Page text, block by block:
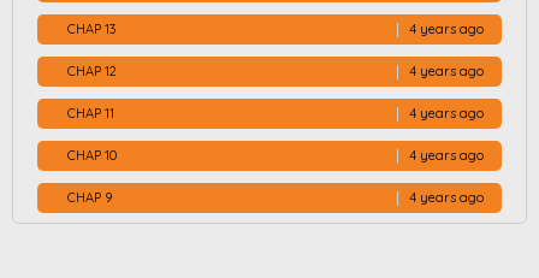
CHAP 13 4 years ago
CHAP 12 4 years ago
CHAP 11 4 years ago
CHAP 10 4 years ago
CHAP 9 4 years ago